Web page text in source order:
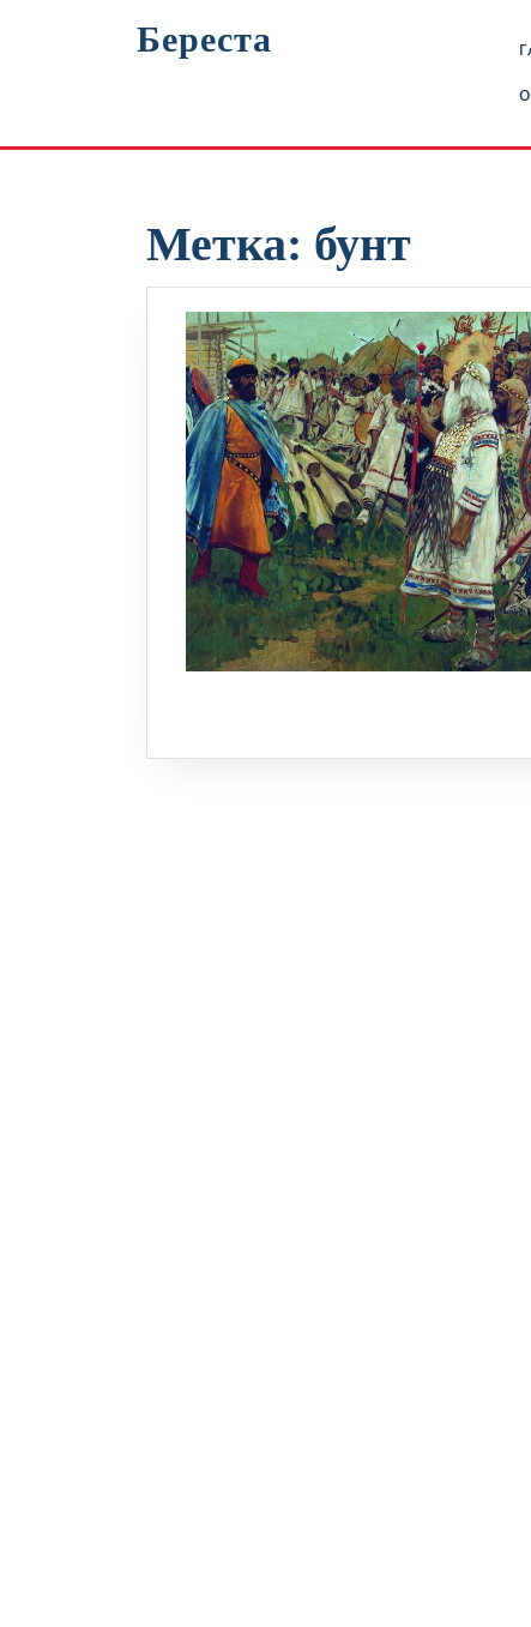
Береста
Метка: бунт